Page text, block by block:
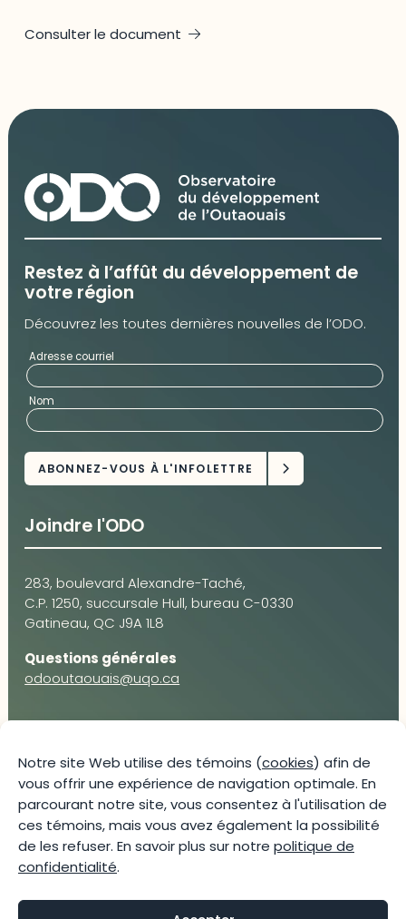
Notre site Web utilise des témoins (cookies) afin de
vous offrir une expérience de navigation optimale. En
parcourant notre site, vous consentez à l'utilisation de
ces témoins, mais vous avez également la possibilité
de les refuser. En savoir plus sur notre politique de
confidentialité.
Consulter le document
Restez à l’affût du développement de
votre région
Découvrez les toutes dernières nouvelles de l’ODO.
Adresse courriel
Nom
Joindre l'ODO
283, boulevard Alexandre-Taché,
C.P. 1250, succursale Hull, bureau C-0330
Gatineau, QC J9A 1L8
Questions générales
odooutaouais@uqo.ca
Joani Vallespir
819-595-3900 | Poste 3222
joani.vallespir@uqo.ca
Politique de confidentialité